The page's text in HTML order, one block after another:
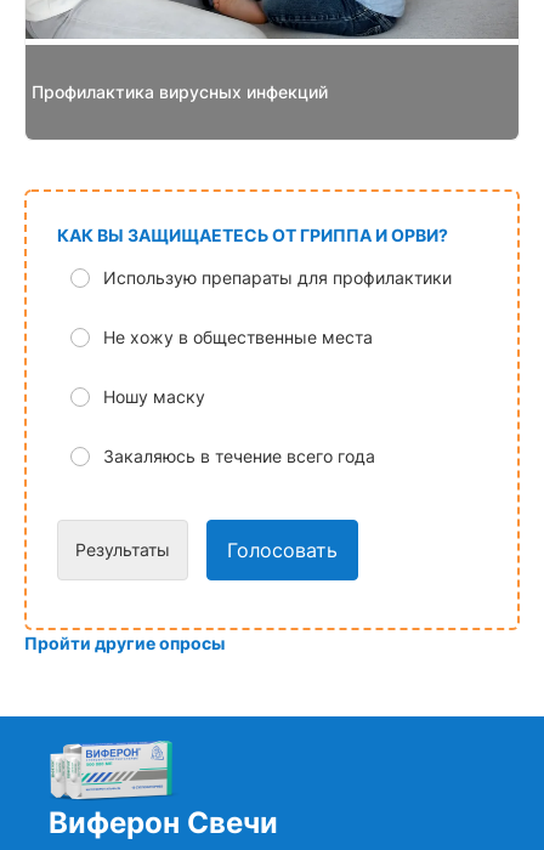
Виферон Свечи
Профилактика вирусных инфекций
КАК ВЫ ЗАЩИЩАЕТЕСЬ ОТ ГРИППА И ОРВИ?
Использую препараты для профилактики
Не хожу в общественные места
Ношу маску
Закаляюсь в течение всего года
Результаты Голосовать
Пройти другие опросы